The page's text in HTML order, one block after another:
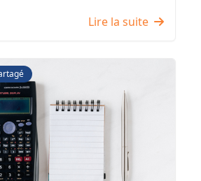
Lire la suite